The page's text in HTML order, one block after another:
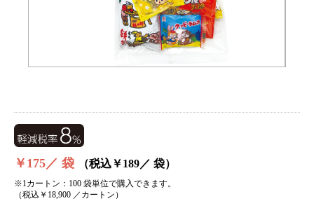
￥175／ 袋 （税込￥189／ 袋）
※1カートン：100 袋単位で購入できます。
（税込￥18,900 ／カートン）